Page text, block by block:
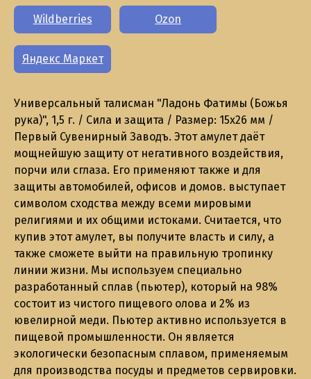
Wildberries Ozon
Яндекс Маркет
Универсальный талисман "Ладонь Фатимы (Божья
рука)", 1,5 г. / Сила и защита / Размер: 15x26 мм /
Первый Сувенирный Заводъ. Этот амулет даёт
мощнейшую защиту от негативного воздействия,
порчи или сглаза. Его применяют также и для
защиты автомобилей, офисов и домов. выступает
символом сходства между всеми мировыми
религиями и их общими истоками. Считается, что
купив этот амулет, вы получите власть и силу, а
также сможете выйти на правильную тропинку
линии жизни. Мы используем специально
разработанный сплав (пьютер), который на 98%
состоит из чистого пищевого олова и 2% из
ювелирной меди. Пьютер активно используется в
пищевой промышленности. Он является
экологически безопасным сплавом, применяемым
для производства посуды и предметов сервировки.